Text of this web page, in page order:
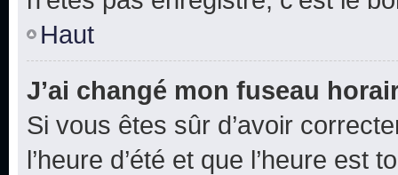
Haut
J’ai changé mon fuseau
Si vous êtes sûr d’avoir
l’heure d’été et que l’heure est